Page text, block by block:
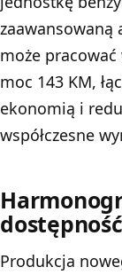
zaawansowaną
może pracować
moc 143 KM,
ekonomią i
współczesne
dostępność
Produkcja